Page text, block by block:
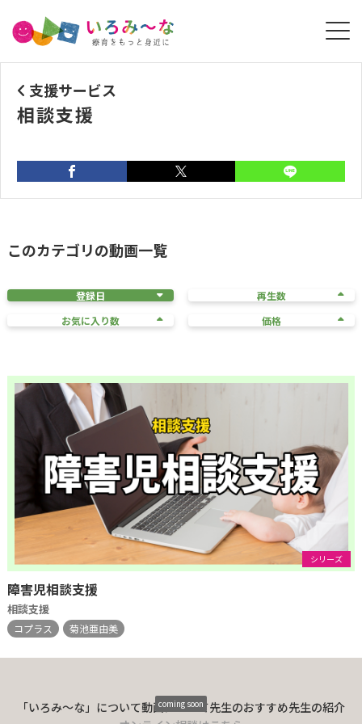
支援サービス
相談支援
このカテゴリの動画一覧
登録日
再生数
お気に入り数
価格
シリーズ
障害児相談支援
相談支援
コプラス 菊池亜由美
「いろみ〜な」について動画について先生のおすすめ先生の紹介
coming soon